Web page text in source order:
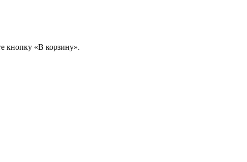
кнопку «В корзину».